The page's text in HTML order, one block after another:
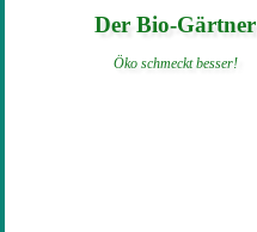
Der Bio-Gärtner
Öko schmeckt besser!